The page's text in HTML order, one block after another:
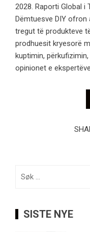
2028. Raporti Global
Dëmtuesve DIY
tregut të produkteve
prodhuesit kryesorë
kuptimin, përkufizimin,
opinionet e
etter:
SISTE NYE